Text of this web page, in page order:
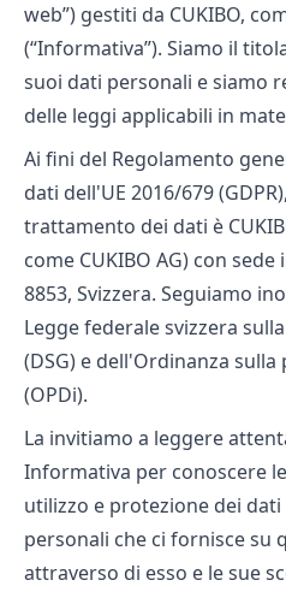
web”) gestiti da CUKIBO,
(“Informativa”). Siamo il
suoi dati personali e siamo
delle leggi applicabili in
Ai fini del Regolamento
dati dell'UE 2016/679
trattamento dei dati è
come CUKIBO AG) con
8853, Svizzera. Seguiamo
Legge federale svizzera
(DSG) e dell'Ordinanza
(OPDi).
La invitiamo a leggere
Informativa per conoscere
utilizzo e protezione dei
personali che ci fornisce su
attraverso di esso e le sue